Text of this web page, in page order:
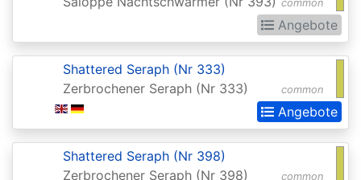
Amonkhet
Invocations
Antiquities
Apocalypse
Arabian
common
Angebote
common
Shattered Seraph (Nr 333)
Zerbrochener Seraph (Nr 333)
Angebote
common
Shattered Seraph (Nr 398)
Zerbrochener Seraph (Nr 398)